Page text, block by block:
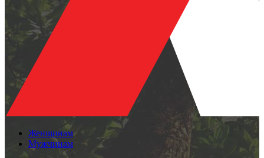
Женщинам
Мужчинам